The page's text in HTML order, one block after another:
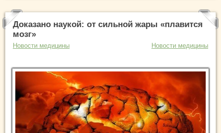
Доказано наукой: от сильной жары «плавится
мозг»
Новости медицины Новости медицины